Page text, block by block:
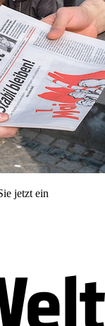
jetzt ein